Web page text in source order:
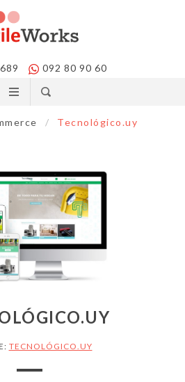
092 80 90 60
/ Tecnológico.uy
TECNOLÓGICO.UY